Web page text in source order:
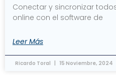
Conectar y sincronizar
online con el software de
Leer Más
Ricardo Toral 15 Noviembre, 2024